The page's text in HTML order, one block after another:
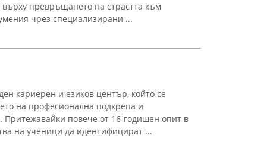
превръщането на страстта към
чрез специализирани ...
кариерен и езиков център, който се
на професионална подкрепа и
Притежавайки повече от 16-годишен опит в
на ученици да идентифицират ...